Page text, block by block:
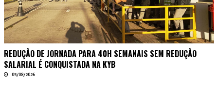
REDUÇÃO DE JORNADA PARA 40H SEMANAIS SEM REDUÇÃO
SALARIAL É CONQUISTADA NA KYB
05/08/2026